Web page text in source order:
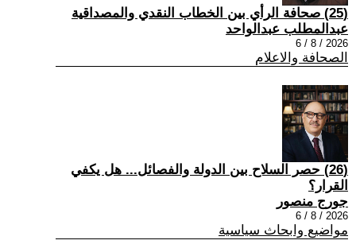
(25) صحافة الرأي بين الخطاب النقدي والمصداقية
عبدالمطلب عبدالواحد
2026 / 8 / 6
الصحافة والاعلام
(26) حصر السلاح بين الدولة والفصائل... هل يكفي
القرار؟
جورج منصور
2026 / 8 / 6
مواضيع وابحاث سياسية